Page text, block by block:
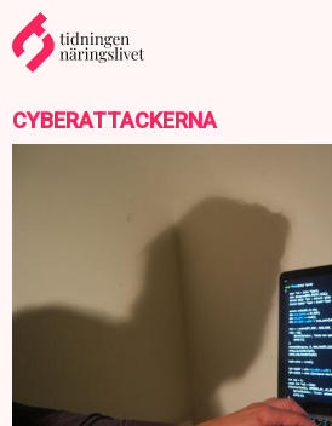
CYBERATTACKERNA